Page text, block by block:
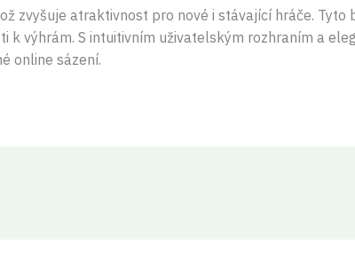
zvyšuje atraktivnost pro nové i stávající hráče. Tyto
výhrám. S intuitivním uživatelským rozhraním a
online sázení.